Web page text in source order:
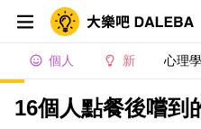
個人 新 心理學
16個人點餐後嚐到